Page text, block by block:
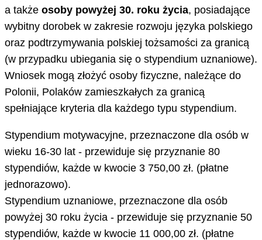
a także osoby powyżej 30. roku życia, posiadające
wybitny dorobek w zakresie rozwoju języka polskiego
oraz podtrzymywania polskiej tożsamości za granicą
(w przypadku ubiegania się o stypendium uznaniowe).
Wniosek mogą złożyć osoby fizyczne, należące do
Polonii, Polaków zamieszkałych za granicą
spełniające kryteria dla każdego typu stypendium.
Stypendium motywacyjne, przeznaczone dla osób w
wieku 16-30 lat - przewiduje się przyznanie 80
stypendiów, każde w kwocie 3 750,00 zł. (płatne
jednorazowo).
Stypendium uznaniowe, przeznaczone dla osób
powyżej 30 roku życia - przewiduje się przyznanie 50
stypendiów, każde w kwocie 11 000,00 zł. (płatne